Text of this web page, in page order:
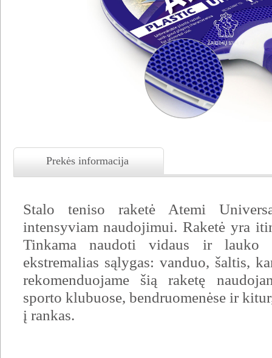
Prekės informacija
Stalo teniso raketė Atemi
intensyviam naudojimui. Raketė yra
Tinkama naudoti vidaus ir lauko
ekstremalias sąlygas: vanduo, šaltis,
rekomenduojame šią raketę
sporto klubuose, bendruomenėse ir
į rankas.